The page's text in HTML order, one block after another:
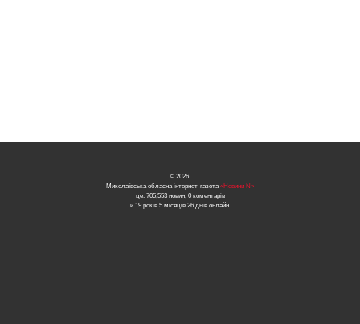
© 2026.
Миколаївська обласна інтернет-газета«Новини N»
це: 705,553 новин, 0 коментарів
и 19 років 5 місяців 26 днів онлайн.